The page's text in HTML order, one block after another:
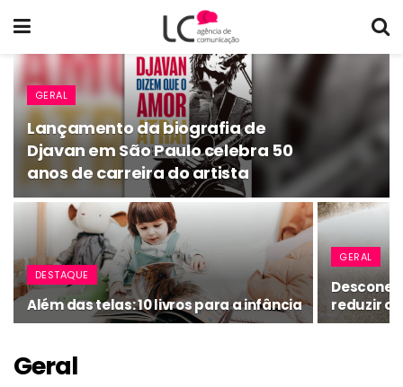
GERAL
Lançamento da biografia de
Djavan em São Paulo celebra 50
anos de carreira do artista
DESTAQUE
Além das telas: 10 livros para a infância
GERAL
reduzir o
Geral